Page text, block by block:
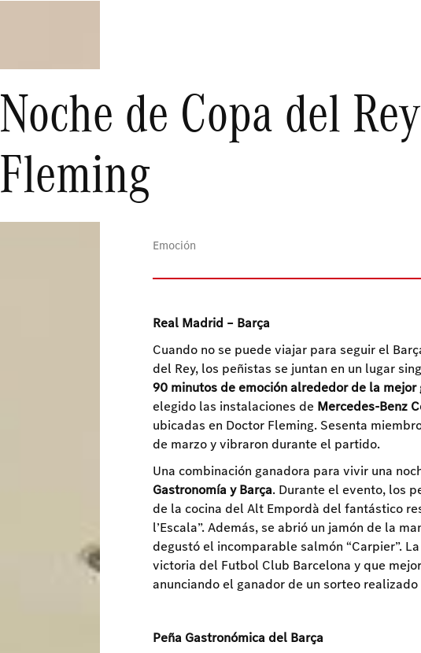
Noche de Copa del
Fleming
Emoción
Real Madrid – Barça
Cuando no se puede viajar para seguir el
del Rey, los peñistas se juntan en un lugar
90 minutos de emoción alrededor de la mejor
elegido las instalaciones de Mercedes-Benz
ubicadas en Doctor Fleming. Sesenta
de marzo y vibraron durante el partido.
Una combinación ganadora para vivir una
Gastronomía y Barça. Durante el evento, los
de la cocina del Alt Empordà del fantástico
l’Escala”. Además, se abrió un jamón de la
degustó el incomparable salmón “Carpier”.
victoria del Futbol Club Barcelona y que
anunciando el ganador de un sorteo realizado
Peña Gastronómica del Barça